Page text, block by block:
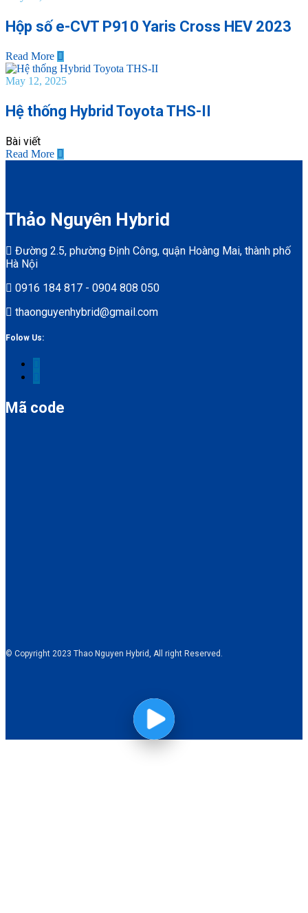
Hộp số e-CVT P910 Yaris Cross HEV 2023
Read More
May 12, 2025
Hệ thống Hybrid Toyota THS-II
Bài viết
Read More
Thảo Nguyên Hybrid
Đường 2.5, phường Định Công, quận Hoàng Mai, thành phố
Hà Nội
0916 184 817 - 0904 808 050
thaonguyenhybrid@gmail.com
Folow Us:
Mã code
© Copyright 2023 Thao Nguyen Hybrid, All right Reserved.